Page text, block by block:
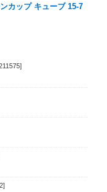
カップ キューブ 15-7